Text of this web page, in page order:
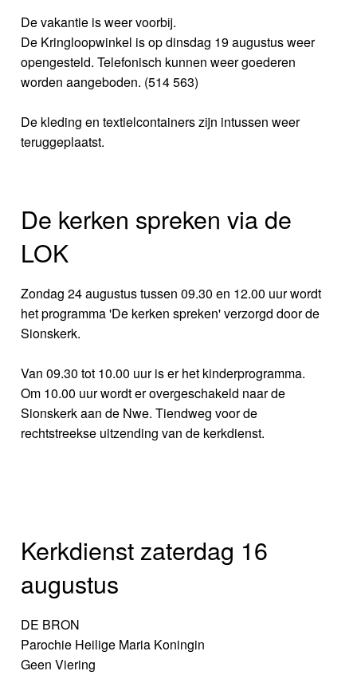
De vakantie is weer voorbij.
De Kringloopwinkel is op dinsdag 19 augustus weer
opengesteld. Telefonisch kunnen weer goederen
worden aangeboden. (514 563)
De kleding en textielcontainers zijn intussen weer
teruggeplaatst.
De kerken spreken via de
LOK
Zondag 24 augustus tussen 09.30 en 12.00 uur wordt
het programma 'De kerken spreken' verzorgd door de
Sionskerk.
Van 09.30 tot 10.00 uur is er het kinderprogramma.
Om 10.00 uur wordt er overgeschakeld naar de
Sionskerk aan de Nwe. Tiendweg voor de
rechtstreekse uitzending van de kerkdienst.
Kerkdienst zaterdag 16
augustus
DE BRON
Parochie Heilige Maria Koningin
Geen Viering